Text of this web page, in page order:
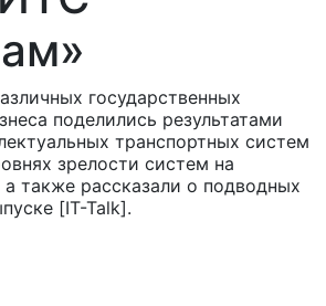
государственных
поделились результатами
транспортных систем
зрелости систем на
также рассказали о подводных
[IT-Talk].